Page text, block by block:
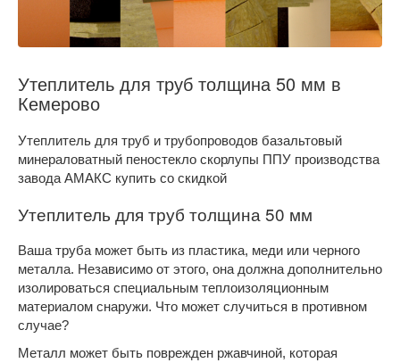
Утеплитель для труб толщина 50 мм в
Кемерово
Утеплитель для труб и трубопроводов базальтовый
минераловатный пеностекло скорлупы ППУ производства
завода АМАКС купить со скидкой
Утеплитель для труб толщина 50 мм
Ваша труба может быть из пластика, меди или черного
металла. Независимо от этого, она должна дополнительно
изолироваться специальным теплоизоляционным
материалом снаружи. Что может случиться в противном
случае?
Металл может быть поврежден ржавчиной, которая